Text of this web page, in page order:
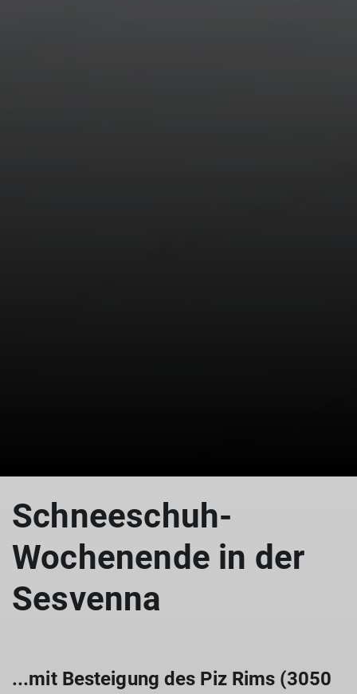
Schneeschuh-
Wochenende in der
Sesvenna
...mit Besteigung des Piz Rims (3050